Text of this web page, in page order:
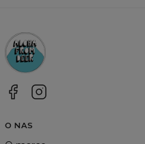
O NAS